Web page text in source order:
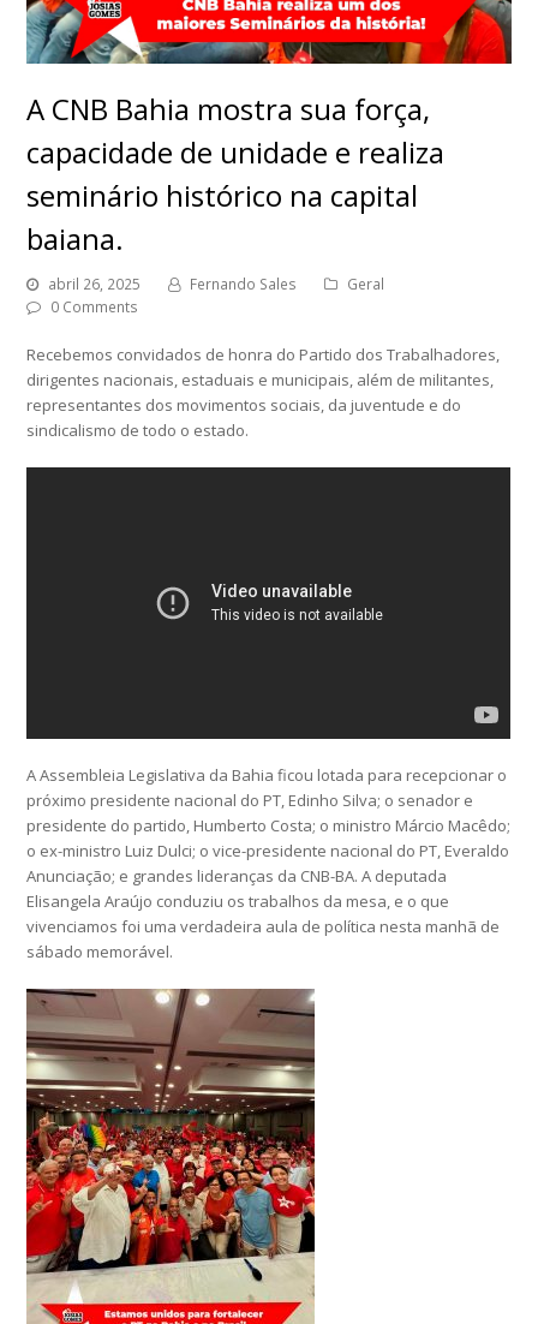
A CNB Bahia mostra sua força,
capacidade de unidade e realiza
seminário histórico na capital
baiana.
abril 26, 2025 Fernando Sales
Geral
0 Comments
Recebemos convidados de honra do Partido dos Trabalhadores,
dirigentes nacionais, estaduais e municipais, além de militantes,
representantes dos movimentos sociais, da juventude e do
sindicalismo de todo o estado.
A Assembleia Legislativa da Bahia ficou lotada para recepcionar o
próximo presidente nacional do PT, Edinho Silva; o senador e
presidente do partido, Humberto Costa; o ministro Márcio Macêdo;
o ex-ministro Luiz Dulci; o vice-presidente nacional do PT, Everaldo
Anunciação; e grandes lideranças da CNB-BA. A deputada
Elisangela Araújo conduziu os trabalhos da mesa, e o que
vivenciamos foi uma verdadeira aula de política nesta manhã de
sábado memorável.